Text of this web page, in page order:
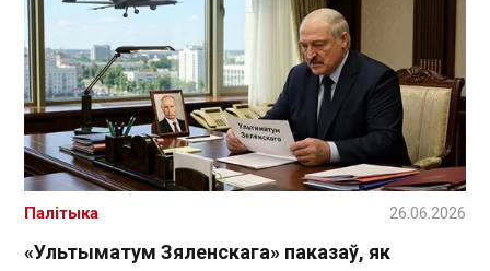
«Ультыматум Зяленскага» паказаў, як
Палітыка 26.06.2026